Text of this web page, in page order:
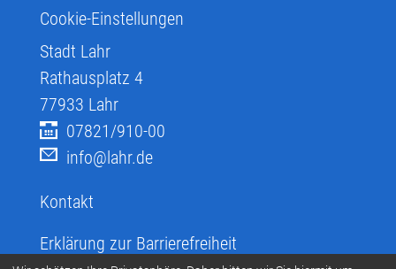
Cookie-Einstellungen
Stadt Lahr
Rathausplatz 4
77933 Lahr
07821/910-00
info@lahr.de
Kontakt
Erklärung zur Barrierefreiheit